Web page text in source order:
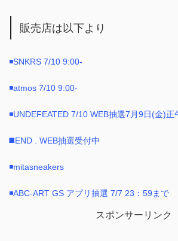
販売店は以下より
◾️SNKRS 7/10 9:00-
◾️atmos 7/10 9:00-
◾️UNDEFEATED 7/10 WEB抽選7月9日(金)
◼️END . WEB抽選受付中
◾️mitasneakers
◾️ABC-ART GS アプリ抽選 7/7 23：59まで
スポンサーリンク